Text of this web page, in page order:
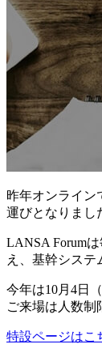
昨年オンライン
運びとなりまし
LANSA Forum
え、基幹システ
今年は10月4日
ご来場は人数制
特設ページはこ